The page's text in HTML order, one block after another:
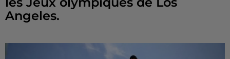
Angeles.